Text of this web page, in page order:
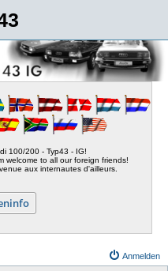
100/200 - Typ43 - IG!
welcome to all our foreign friends!
aux internautes d'ailleurs.
Anmelden